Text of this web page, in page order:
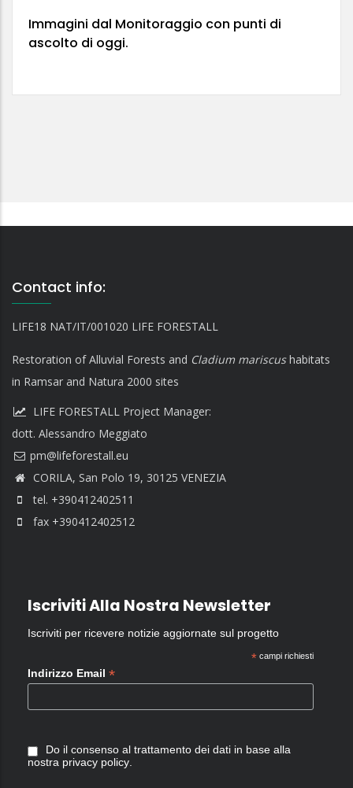
Immagini dal Monitoraggio con punti di
ascolto di oggi.
Contact info:
LIFE18 NAT/IT/001020 LIFE FORESTALL
Restoration of Alluvial Forests and Cladium mariscushabitats
in Ramsar and Natura 2000 sites
LIFE FORESTALL Project Manager:
dott. Alessandro Meggiato
CORILA, San Polo 19, 30125 VENEZIA
tel. +390412402511
fax +390412402512
Iscriviti Alla Nostra Newsletter
Iscriviti per ricevere notizie aggiornate sul progetto
*campi richiesti
Indirizzo Email *
Do il consenso al trattamento dei dati in base alla
nostra privacy policy